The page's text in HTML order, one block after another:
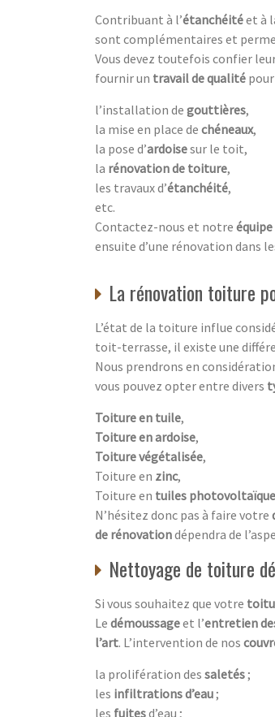
Contribuant à l’étanchéitéet à
sont complémentaires et
Vous devez toutefois confier
fournir un travail de qualité
l’installation de gouttières,
la mise en place de chéneaux,
la pose d’ardoisesur le toit,
la rénovation de toiture,
les travaux d’étanchéité,
etc.
Contactez-nous et notre
ensuite d’une rénovation dans
La rénovation toiture
L’état de la toiture influe
toit-terrasse, il existe une
Nous prendrons en
vous pouvez opter entre divers
Toiture en tuile,
Toiture en ardoise,
Toiture végétalisée,
Toiture en zinc,
Toiture en tuiles
N’hésitez donc pas à faire votre
de rénovationdépendra de
Nettoyage de toiture
Si vous souhaitez que votre
Le démoussageet l’entretien
l’art. L’intervention de nos
la prolifération des saletés ;
les infiltrations d’eau ;
les fuitesd’eau ;